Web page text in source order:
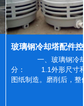
一、玻璃钢冷
分： 1.1外形尺寸和
图纸制造。磨削后，